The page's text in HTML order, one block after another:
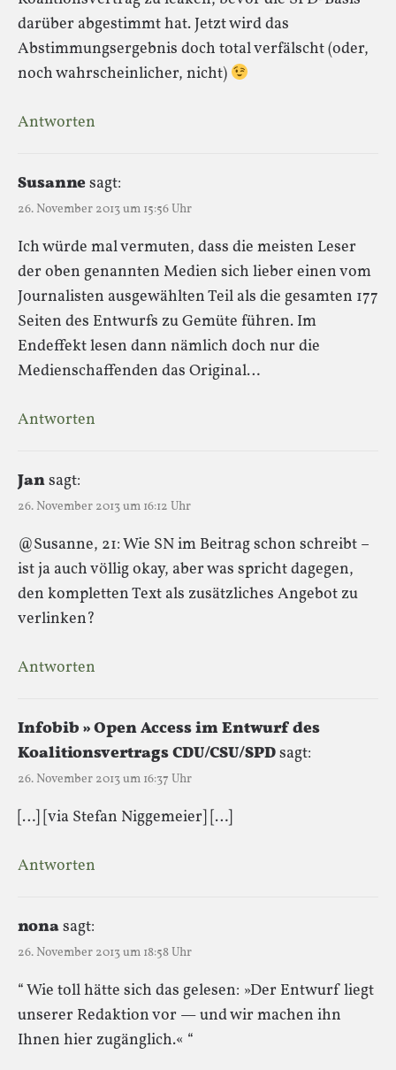
darüber abgestimmt hat. Jetzt wird das
Abstimmungsergebnis doch total verfälscht (oder,
noch wahrscheinlicher, nicht)
Antworten
Susannesagt:
26. November 2013 um 15:56 Uhr
Ich würde mal vermuten, dass die meisten Leser
der oben genannten Medien sich lieber einen vom
Journalisten ausgewählten Teil als die gesamten 177
Seiten des Entwurfs zu Gemüte führen. Im
Endeffekt lesen dann nämlich doch nur die
Medienschaffenden das Original…
Antworten
Jansagt:
26. November 2013 um 16:12 Uhr
@Susanne, 21: Wie SN im Beitrag schon schreibt –
ist ja auch völlig okay, aber was spricht dagegen,
den kompletten Text als zusätzliches Angebot zu
verlinken?
Antworten
Infobib » Open Access im Entwurf des
Koalitionsvertrags CDU/CSU/SPDsagt:
26. November 2013 um 16:37 Uhr
[…] [via Stefan Niggemeier] […]
Antworten
nonasagt:
26. November 2013 um 18:58 Uhr
“ Wie toll hätte sich das gelesen: »Der Entwurf liegt
unserer Redaktion vor — und wir machen ihn
Ihnen hier zugänglich.« “